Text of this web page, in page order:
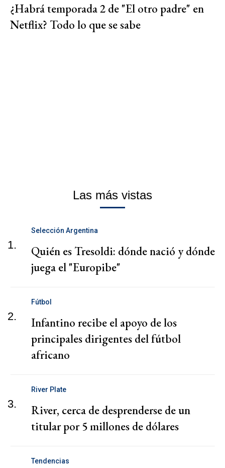
¿Habrá temporada 2 de "El otro padre" en
Netflix? Todo lo que se sabe
Las más vistas
1.
Selección Argentina
Quién es Tresoldi: dónde nació y dónde
juega el "Europibe"
2.
Fútbol
Infantino recibe el apoyo de los
principales dirigentes del fútbol
africano
3.
River Plate
River, cerca de desprenderse de un
titular por 5 millones de dólares
Tendencias